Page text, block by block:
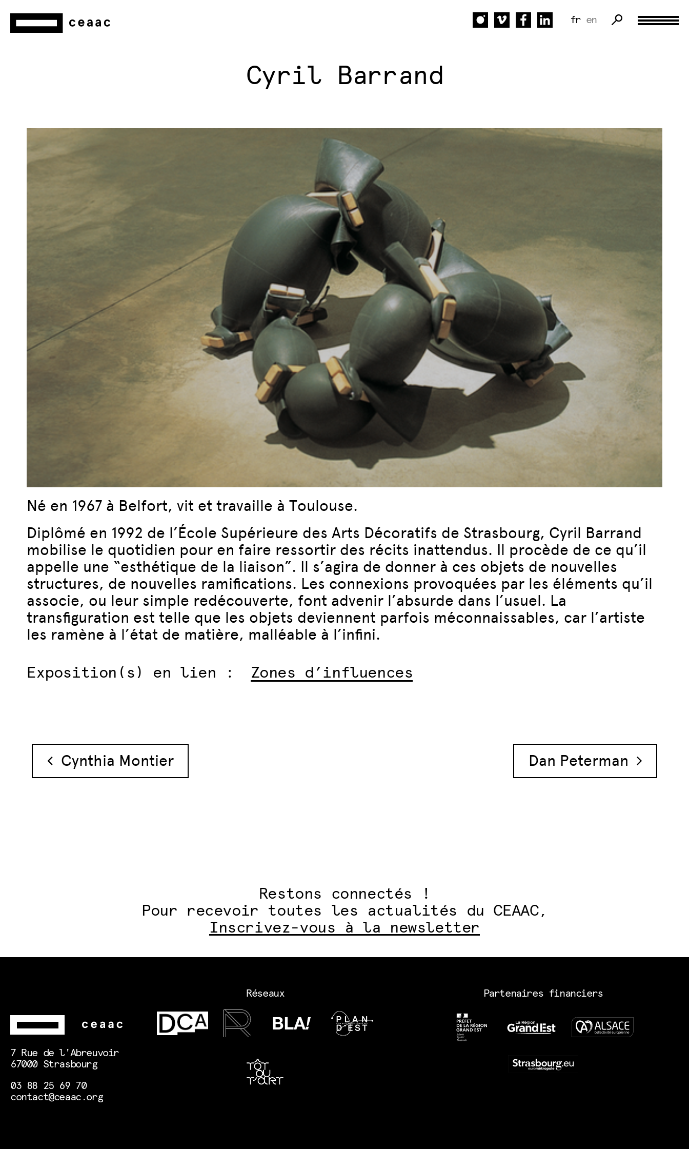
fr en
Cyril Barrand
Né en 1967 à Belfort, vit et travaille à Toulouse.
Diplômé en 1992 de l’École Supérieure des Arts Décoratifs de Strasbourg, Cyril Barrand
mobilise le quotidien pour en faire ressortir des récits inattendus. Il procède de ce qu’il
appelle une “esthétique de la liaison”. Il s’agira de donner à ces objets de nouvelles
structures, de nouvelles ramifications. Les connexions provoquées par les éléments qu’il
associe, ou leur simple redécouverte, font advenir l’absurde dans l’usuel. La
transfiguration est telle que les objets deviennent parfois méconnaissables, car l’artiste
les ramène à l’état de matière, malléable à l’infini.
Exposition(s) en lien : Zones d’influences
Navigation des articles
Cynthia Montier Dan Peterman
Restons connectés !
Pour recevoir toutes les actualités du CEAAC,
Inscrivez-vous à la newsletter
7 Rue de l'Abreuvoir
67000 Strasbourg
03 88 25 69 70
contact@ceaac.org
Réseaux Partenaires financiers